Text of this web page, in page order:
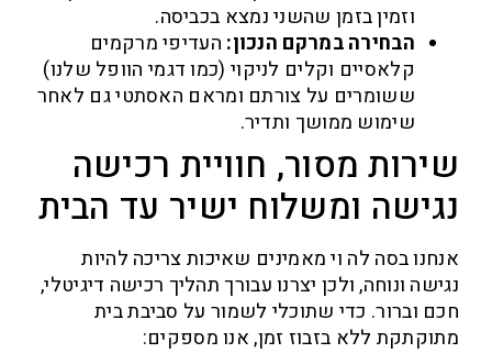
וזמין בזמן שהשני נמצא בכביסה.
הבחירה במרקם הנכון:העדיפי מרקמים
קלאסיים וקלים לניקוי (כמו דגמי הוופל שלנו)
ששומרים על צורתם ומראם האסתטי גם לאחר
שימוש ממושך ותדיר.
מסור, חוויית רכישה
ומשלוח ישיר עד הבית
בסה לה וי מאמינים שאיכות צריכה להיות
ונוחה, ולכן יצרנו עבורך תהליך רכישה דיגיטלי,
וברור. כדי שתוכלי לשמור על סביבת בית
ללא בזבוז זמן, אנו מספקים: